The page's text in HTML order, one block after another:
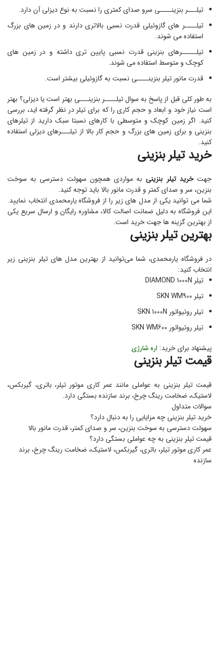
تیلـــر بنزینــــی سرو صدای کمتری را نسبت به نوع دیزلی آن دارد.
تیلــــر های گازوئیلی قدرت نسبی بالاتری دارند و در زمین های بزرگ
استفاده می شوند.
تیلـــــرهای بنزینی قدرت نسبی پایین تری داشته و در زمین های
کوچک و متوسط استفاده می شوند.
قدرت مانور تیلر بنزینــــی نسبت به گازوئیلی بیشتر است.
به طور کلی قبل از پاسخ به سوال تیلــــر بنزینـــی بهتر است یا دیزلی؟ بهتر
است نیاز خود و ابعاد و حجم کاری را که برای تیلر در نظر گرفته اید، بررسی
کنید. اگر زمین کوچک و متوسطی با کارهای نسبتا سبک دارید از تیلرهای
بنزینی و برای زمین های بزرگ و حجم کار بالا از تیلـــرهای دیزلی استفاده
کنید.
خرید تیلر بنزینی
جهتخرید تیلر بنزینی به مواردی همچون سهولت دسترسی به سوخت
بنزین، سر و صدای کمتر و قدرت مانور بالا باید توجه کنید.
شما می توانید یکی از مدل های زیر را از فروشگاه یارمحمدی انتخاب نمایید.
این فروشگاه به دلیل ضمانت اصالت کالا، مشاوره رایگان و ارسال سریع یکی
از بهترین گزینه ها جهت خرید است.
بهترین تیلر بنزینی
در فروشگاه یارمحمدی، شما می‌توانید از بهترین مدل‌ های تیلر بنزینی زیر
انتخاب کنید:
تیلر DIAMOND 1000N
تیلر SKN WM900
تیلر روتیواتور SKN 1000N
تیلر روتیواتور SKN WM600
پیشنهاد برای خرید: اره شارژی
قیمت تیلر بنزینی
قیمت تیلر بنزینی به عواملی مانند عمر کاری موتور تیلر، باتری، گیربکس،
لاستیک، ضخامت رینگ چرخ، برند سازنده بستگی دارد.
سوالات متداول
خرید تیلر بنزینی چه مزایایی را به دنبال دارد؟
سهولت دسترسی به سوخت بنزین، سر و صدای کمتر، قدرت مانور بالا
قیمت تیلر بنزینی به چه عواملی بستگی دارد؟
عمر کاری موتور تیلر، باتری، گیربکس، لاستیک، ضخامت رینگ چرخ، برند
سازنده